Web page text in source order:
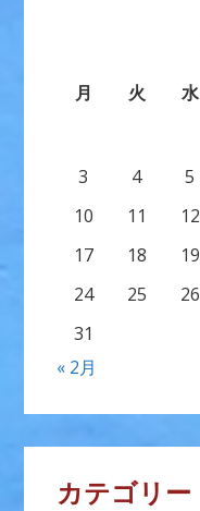
月 火 水
3
4 5
10
11 12
17
18 19
24
25 26
31
« 2月
カテゴリー